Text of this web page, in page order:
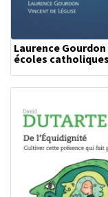
Laurence
écoles catholiques